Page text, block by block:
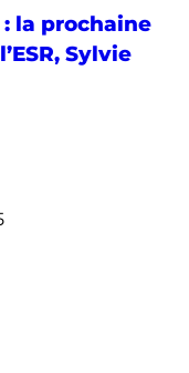
la prochaine
Sylvie